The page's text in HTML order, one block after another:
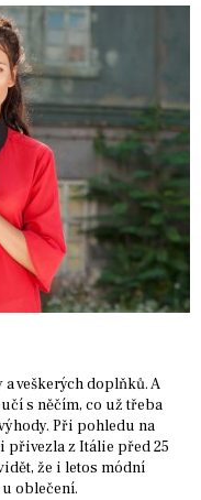
veškerých doplňků. A
s něčím, co už třeba
Při pohledu na
přivezla z Itálie před 25
že i letos módní
oblečení.